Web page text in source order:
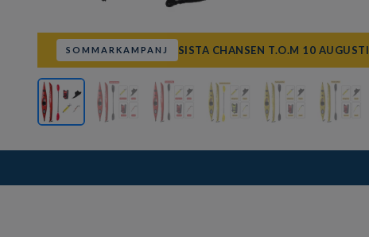
SOMMARKAMPANJ SISTA CHANSEN T.O.M 10 AUGUSTI